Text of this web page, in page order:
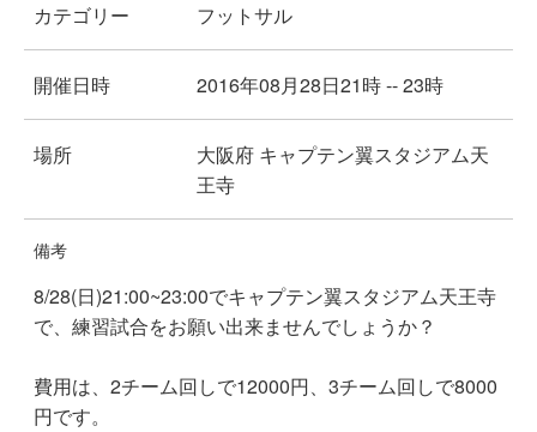
カテゴリー フットサル
開催日時 2016年08月28日21時 -- 23時
場所
大阪府 キャプテン翼スタジアム天
王寺
備考
8/28(日)21:00~23:00でキャプテン翼スタジアム天王寺
で、練習試合をお願い出来ませんでしょうか？
費用は、2チーム回しで12000円、3チーム回しで8000
円です。